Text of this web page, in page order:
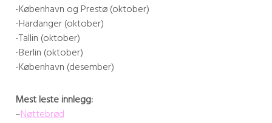
-København og Prestø (oktober)
-Hardanger (oktober)
-Tallin (oktober)
-Berlin (oktober)
-København (desember)
Mest leste innlegg:
–Nøttebrød